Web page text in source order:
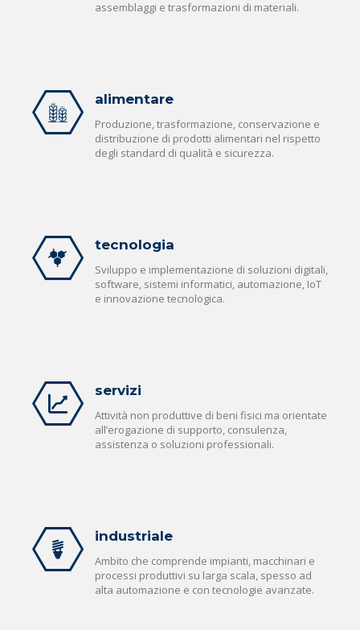
assemblaggi e trasformazioni di materiali.
alimentare
Produzione, trasformazione, conservazione e
distribuzione di prodotti alimentari nel rispetto
degli standard di qualità e sicurezza.
tecnologia
Sviluppo e implementazione di soluzioni digitali,
software, sistemi informatici, automazione, IoT
e innovazione tecnologica.
servizi
Attività non produttive di beni fisici ma orientate
all’erogazione di supporto, consulenza,
assistenza o soluzioni professionali.
industriale
Ambito che comprende impianti, macchinari e
processi produttivi su larga scala, spesso ad
alta automazione e con tecnologie avanzate.